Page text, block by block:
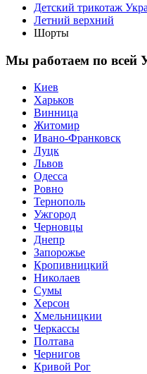
Детский трикотаж
Летний верхний
Шорты
Мы работаем по всей
Киев
Харьков
Винница
Житомир
Ивано-Франковск
Луцк
Львов
Одесса
Ровно
Тернополь
Ужгород
Черновцы
Днепр
Запорожье
Кропивницкий
Николаев
Сумы
Херсон
Хмельницкии
Черкассы
Полтава
Чернигов
Кривой Рог